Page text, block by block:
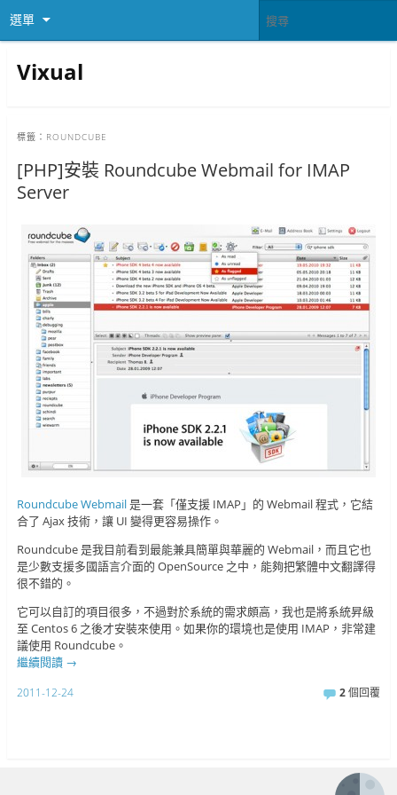
選單
Vixual
標籤： ROUNDCUBE
[PHP]安裝 Roundcube Webmail for IMAP
Server
Roundcube Webmail是一套「僅支援 IMAP」的 Webmail 程式，它結
合了 Ajax 技術，讓 UI 變得更容易操作。
Roundcube 是我目前看到最能兼具簡單與華麗的 Webmail，而且它也
是少數支援多國語言介面的 OpenSource 之中，能夠把繁體中文翻譯得
很不錯的。
它可以自訂的項目很多，不過對於系統的需求頗高，我也是將系統昇級
至 Centos 6 之後才安裝來使用。如果你的環境也是使用 IMAP，非常建
議使用 Roundcube。
繼續閱讀 →
2011-12-24 2個回覆